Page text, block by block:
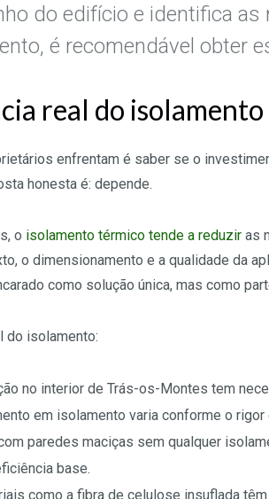
do edifício e identifica
é recomendável obter
real do isolamento
enfrentam é saber se o
honesta é: depende.
o isolamento térmico tende a reduzir as
o dimensionamento e a qualidade da
como solução única, mas como
do isolamento:
no interior de Trás-os-Montes tem
em isolamento varia conforme o
paredes maciças sem qualquer
base.
como a fibra de celulose insuflada